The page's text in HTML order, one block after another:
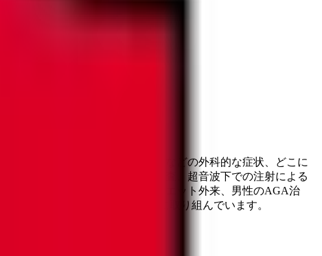
どの内科的な症状、腰痛や肩痛などの外科的な症状、どこに
査、整形疾患に対する超音波検査、超音波下での注射による
徴です。 自費診療として、ダイエット外来、男性のAGA治
ることを目指して日々の診療に取り組んでいます。